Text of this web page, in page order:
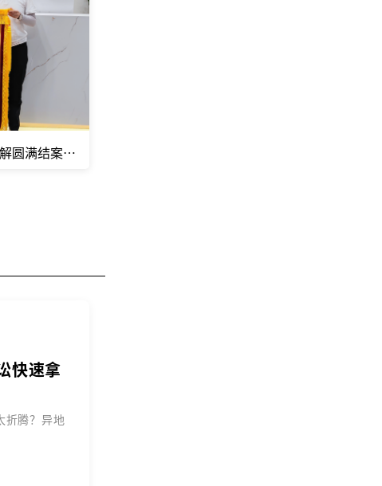
圆满结案，伤者顺利拿到赔偿
快速拿
折腾？异地